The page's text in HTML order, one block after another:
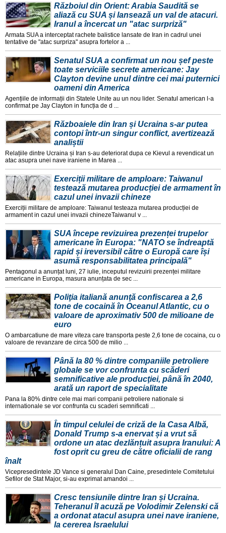
Războiul din Orient: Arabia Saudită se
aliază cu SUA și lansează un val de atacuri.
Iranul a încercat un "atac surpriză"
Armata SUA a interceptat rachete balistice lansate de Iran in cadrul unei
tentative de "atac surpriza" asupra fortelor a ...
Senatul SUA a confirmat un nou șef peste
toate serviciile secrete americane: Jay
Clayton devine unul dintre cei mai puternici
oameni din America
Agențiile de informații din Statele Unite au un nou lider. Senatul american l-a
confirmat pe Jay Clayton in funcția de d ...
Războaiele din Iran și Ucraina s-ar putea
contopi într-un singur conflict, avertizează
analiștii
Relațiile dintre Ucraina și Iran s-au deteriorat dupa ce Kievul a revendicat un
atac asupra unei nave iraniene in Marea ...
Exerciții militare de amploare: Taiwanul
testează mutarea producției de armament în
cazul unei invazii chineze
Exerciții militare de amploare: Taiwanul testeaza mutarea producției de
armament in cazul unei invazii chinezeTaiwanul v ...
SUA începe revizuirea prezenței trupelor
americane în Europa: "NATO se îndreaptă
rapid și ireversibil către o Europă care își
asumă responsabilitatea principală"
Pentagonul a anunțat luni, 27 iulie, inceputul revizuirii prezenței militare
americane in Europa, masura anunțata de sec ...
Poliţia italiană anunţă confiscarea a 2,6
tone de cocaină în Oceanul Atlantic, cu o
valoare de aproximativ 500 de milioane de
euro
O ambarcatiune de mare viteza care transporta peste 2,6 tone de cocaina, cu o
valoare de revanzare de circa 500 de milio ...
Până la 80 % dintre companiile petroliere
globale se vor confrunta cu scăderi
semnificative ale producţiei, până în 2040,
arată un raport de specialitate
Pana la 80% dintre cele mai mari companii petroliere nationale si
internationale se vor confrunta cu scaderi semnificati ...
În timpul celulei de criză de la Casa Albă,
Donald Trump s-a enervat și a vrut să
ordone un atac dezlănțuit asupra Iranului: A
fost oprit cu greu de către oficialii de rang
înalt
Vicepresedintele JD Vance si generalul Dan Caine, presedintele Comitetului
Sefilor de Stat Major, si-au exprimat amandoi ...
Cresc tensiunile dintre Iran și Ucraina.
Teheranul îl acuză pe Volodimir Zelenski că
a ordonat atacul asupra unei nave iraniene,
la cererea Israelului